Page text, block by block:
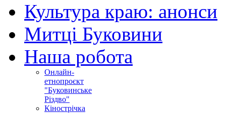
Культура краю: анонси
Митці Буковини
Наша робота
Онлайн-
етнопроєкт
"Буковинське
Різдво"
Кінострічка